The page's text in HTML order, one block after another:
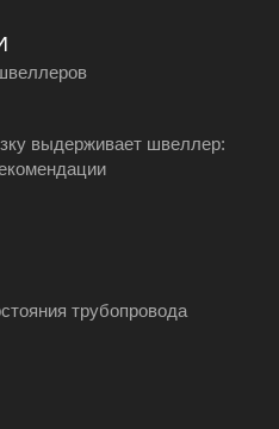
выдерживает швеллер:
трубопровода